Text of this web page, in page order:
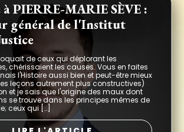
à PIERRE-MARIE SÈVE :
général de l'Institut
de ceux qui déplorant les
chérissaient les causes. Vous en faites
l'Histoire aussi bien et peut-être mieux
leçons autrement plus constructives)
et je sais que l'origine des maux dont
se trouve dans les principes mêmes de
ceux qui […]